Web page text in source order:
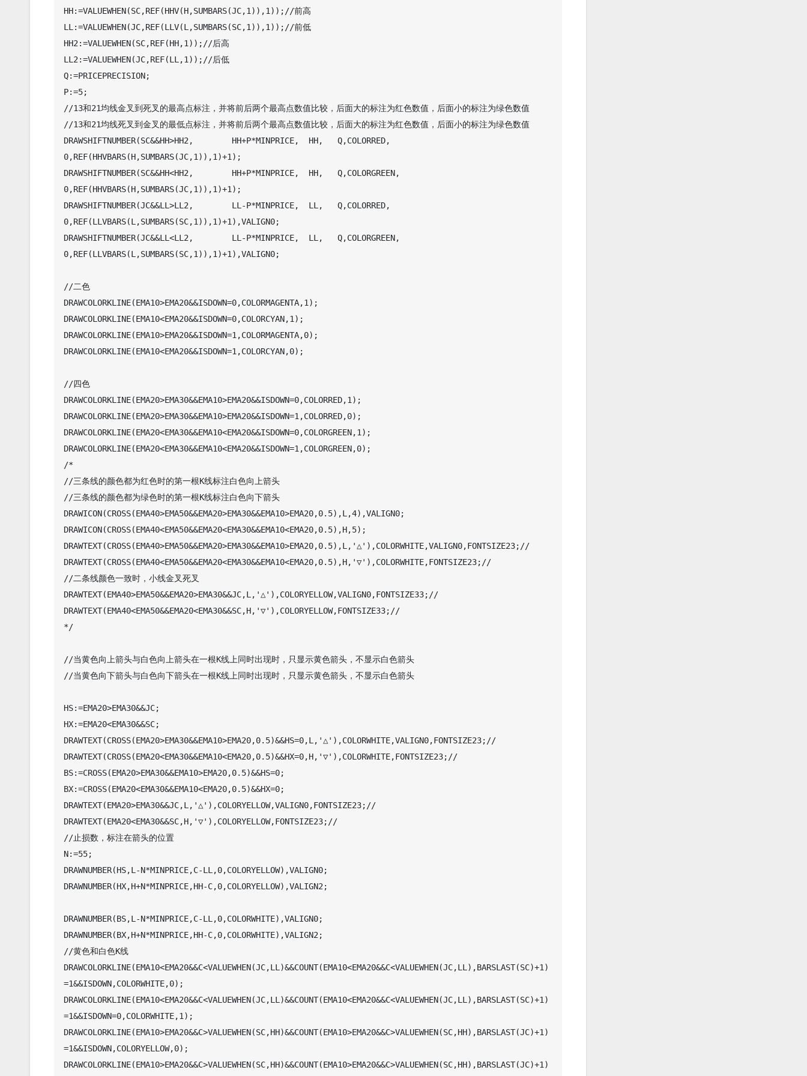
HH:=VALUEWHEN(SC,REF(HHV(H,SUMBARS(JC,1)),1));//前高
LL:=VALUEWHEN(JC,REF(LLV(L,SUMBARS(SC,1)),1));//前低
HH2:=VALUEWHEN(SC,REF(HH,1));//后高
LL2:=VALUEWHEN(JC,REF(LL,1));//后低
Q:=PRICEPRECISION;
P:=5;
//13和21均线金叉到死叉的最高点标注，并将前后两个最高点数值比较，后面大的标注为红色数值，后面小的标注为绿色数值
//13和21均线死叉到金叉的最低点标注，并将前后两个最高点数值比较，后面大的标注为红色数值，后面小的标注为绿色数值
DRAWSHIFTNUMBER(SC&&HH>HH2,        HH+P*MINPRICE,  HH,   Q,COLORRED,
0,REF(HHVBARS(H,SUMBARS(JC,1)),1)+1);
DRAWSHIFTNUMBER(SC&&HH<HH2,        HH+P*MINPRICE,  HH,   Q,COLORGREEN,
0,REF(HHVBARS(H,SUMBARS(JC,1)),1)+1);
DRAWSHIFTNUMBER(JC&&LL>LL2,        LL-P*MINPRICE,  LL,   Q,COLORRED,
0,REF(LLVBARS(L,SUMBARS(SC,1)),1)+1),VALIGN0;
DRAWSHIFTNUMBER(JC&&LL<LL2,        LL-P*MINPRICE,  LL,   Q,COLORGREEN,
0,REF(LLVBARS(L,SUMBARS(SC,1)),1)+1),VALIGN0;
//二色
DRAWCOLORKLINE(EMA10>EMA20&&ISDOWN=0,COLORMAGENTA,1);
DRAWCOLORKLINE(EMA10<EMA20&&ISDOWN=0,COLORCYAN,1);
DRAWCOLORKLINE(EMA10>EMA20&&ISDOWN=1,COLORMAGENTA,0);
DRAWCOLORKLINE(EMA10<EMA20&&ISDOWN=1,COLORCYAN,0);
//四色
DRAWCOLORKLINE(EMA20>EMA30&&EMA10>EMA20&&ISDOWN=0,COLORRED,1);
DRAWCOLORKLINE(EMA20>EMA30&&EMA10>EMA20&&ISDOWN=1,COLORRED,0);
DRAWCOLORKLINE(EMA20<EMA30&&EMA10<EMA20&&ISDOWN=0,COLORGREEN,1);
DRAWCOLORKLINE(EMA20<EMA30&&EMA10<EMA20&&ISDOWN=1,COLORGREEN,0);
/*
//三条线的颜色都为红色时的第一根K线标注白色向上箭头
//三条线的颜色都为绿色时的第一根K线标注白色向下箭头
DRAWICON(CROSS(EMA40>EMA50&&EMA20>EMA30&&EMA10>EMA20,0.5),L,4),VALIGN0;
DRAWICON(CROSS(EMA40<EMA50&&EMA20<EMA30&&EMA10<EMA20,0.5),H,5);
DRAWTEXT(CROSS(EMA40>EMA50&&EMA20>EMA30&&EMA10>EMA20,0.5),L,'△'),COLORWHITE,VALIGN0,FONTSIZE23;//
DRAWTEXT(CROSS(EMA40<EMA50&&EMA20<EMA30&&EMA10<EMA20,0.5),H,'▽'),COLORWHITE,FONTSIZE23;//
//二条线颜色一致时，小线金叉死叉
DRAWTEXT(EMA40>EMA50&&EMA20>EMA30&&JC,L,'△'),COLORYELLOW,VALIGN0,FONTSIZE33;//
DRAWTEXT(EMA40<EMA50&&EMA20<EMA30&&SC,H,'▽'),COLORYELLOW,FONTSIZE33;//
*/
//当黄色向上箭头与白色向上箭头在一根K线上同时出现时，只显示黄色箭头，不显示白色箭头
//当黄色向下箭头与白色向下箭头在一根K线上同时出现时，只显示黄色箭头，不显示白色箭头
HS:=EMA20>EMA30&&JC;
HX:=EMA20<EMA30&&SC;
DRAWTEXT(CROSS(EMA20>EMA30&&EMA10>EMA20,0.5)&&HS=0,L,'△'),COLORWHITE,VALIGN0,FONTSIZE23;//
DRAWTEXT(CROSS(EMA20<EMA30&&EMA10<EMA20,0.5)&&HX=0,H,'▽'),COLORWHITE,FONTSIZE23;//
BS:=CROSS(EMA20>EMA30&&EMA10>EMA20,0.5)&&HS=0;
BX:=CROSS(EMA20<EMA30&&EMA10<EMA20,0.5)&&HX=0;
DRAWTEXT(EMA20>EMA30&&JC,L,'△'),COLORYELLOW,VALIGN0,FONTSIZE23;//
DRAWTEXT(EMA20<EMA30&&SC,H,'▽'),COLORYELLOW,FONTSIZE23;//
//止损数，标注在箭头的位置
N:=55;
DRAWNUMBER(HS,L-N*MINPRICE,C-LL,0,COLORYELLOW),VALIGN0;
DRAWNUMBER(HX,H+N*MINPRICE,HH-C,0,COLORYELLOW),VALIGN2;
DRAWNUMBER(BS,L-N*MINPRICE,C-LL,0,COLORWHITE),VALIGN0;
DRAWNUMBER(BX,H+N*MINPRICE,HH-C,0,COLORWHITE),VALIGN2;
//黄色和白色K线
DRAWCOLORKLINE(EMA10<EMA20&&C<VALUEWHEN(JC,LL)&&COUNT(EMA10<EMA20&&C<VALUEWHEN(JC,LL),BARSLAST(SC)+1)
=1&&ISDOWN,COLORWHITE,0);
DRAWCOLORKLINE(EMA10<EMA20&&C<VALUEWHEN(JC,LL)&&COUNT(EMA10<EMA20&&C<VALUEWHEN(JC,LL),BARSLAST(SC)+1)
=1&&ISDOWN=0,COLORWHITE,1);
DRAWCOLORKLINE(EMA10>EMA20&&C>VALUEWHEN(SC,HH)&&COUNT(EMA10>EMA20&&C>VALUEWHEN(SC,HH),BARSLAST(JC)+1)
=1&&ISDOWN,COLORYELLOW,0);
DRAWCOLORKLINE(EMA10>EMA20&&C>VALUEWHEN(SC,HH)&&COUNT(EMA10>EMA20&&C>VALUEWHEN(SC,HH),BARSLAST(JC)+1)